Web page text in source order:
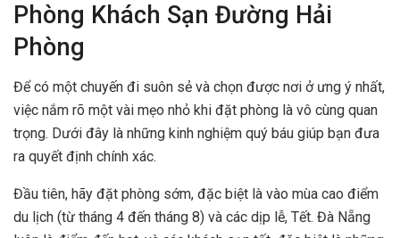
Phòng Khách Sạn Đường Hải
Phòng
Để có một chuyến đi suôn sẻ và chọn được nơi ở ưng ý nhất,
việc nắm rõ một vài mẹo nhỏ khi đặt phòng là vô cùng quan
trọng. Dưới đây là những kinh nghiệm quý báu giúp bạn đưa
ra quyết định chính xác.
Đầu tiên, hãy đặt phòng sớm, đặc biệt là vào mùa cao điểm
du lịch (từ tháng 4 đến tháng 8) và các dịp lễ, Tết. Đà Nẵng